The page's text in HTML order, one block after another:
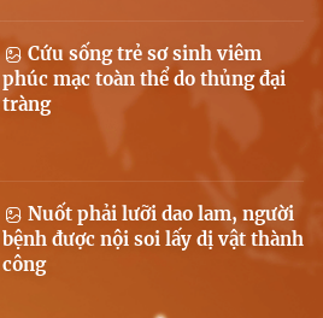
Cứu sống trẻ sơ sinh viêm
phúc mạc toàn thể do thủng đại
tràng
Nuốt phải lưỡi dao lam, người
bệnh được nội soi lấy dị vật thành
công